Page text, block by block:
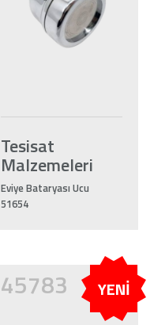
Tesisat
Malzemeleri
Eviye Bataryası Ucu
51654
45783 YENİ